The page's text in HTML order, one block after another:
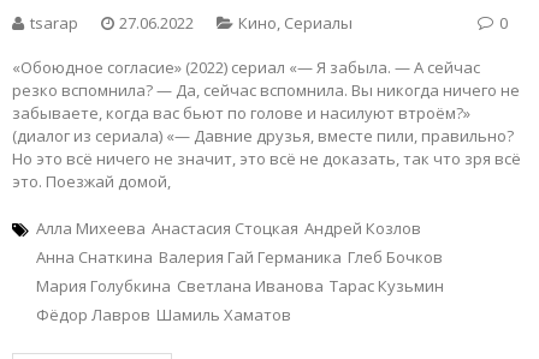
tsarap 27.06.2022 Кино, Сериалы 0
«Обоюдное согласие» (2022) сериал «— Я забыла. — А сейчас
резко вспомнила? — Да, сейчас вспомнила. Вы никогда ничего не
забываете, когда вас бьют по голове и насилуют втроём?»
(диалог из сериала) «— Давние друзья, вместе пили, правильно?
Но это всё ничего не значит, это всё не доказать, так что зря всё
это. Поезжай домой,
Алла Михеева Анастасия Стоцкая Андрей Козлов
Анна Снаткина Валерия Гай Германика Глеб Бочков
Мария Голубкина Светлана Иванова Тарас Кузьмин
Фёдор Лавров Шамиль Хаматов